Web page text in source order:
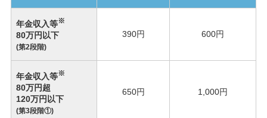
年金収入等※
80万円以下
(第2段階)
390円 600円
年金収入等※
80万円超
120万円以下
(第3段階①)
650円 1,000円